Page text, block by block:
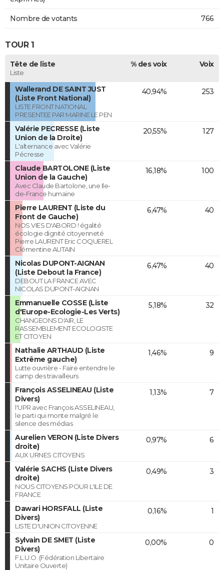
Nombre de votants 766
TOUR 1
Tête de liste
Liste
% des voix Voix
Wallerand DE SAINT JUST
(Liste Front National)
LISTE FRONT NATIONAL
PRESENTEE PAR MARINE LE PEN
40,94% 253
Valérie PECRESSE (Liste
Union de la Droite)
L'alternance avec Valérie
Pécresse
20,55% 127
Claude BARTOLONE (Liste
Union de la Gauche)
Avec Claude Bartolone, une Ile-
de-France humaine
16,18% 100
Pierre LAURENT (Liste du
Front de Gauche)
NOS VIES D'ABORD ! égalité
écologie dignité citoyenneté
Pierre LAURENT Eric COQUEREL
Clémentine AUTAIN
6,47% 40
Nicolas DUPONT-AIGNAN
(Liste Debout la France)
DEBOUT LA FRANCE AVEC
NICOLAS DUPONT-AIGNAN
6,47% 40
Emmanuelle COSSE (Liste
d'Europe-Ecologie-Les Verts)
CHANGEONS D'AIR, LE
RASSEMBLEMENT ECOLOGISTE
ET CITOYEN
5,18% 32
Nathalie ARTHAUD (Liste
Extrême gauche)
Lutte ouvrière - Faire entendre le
camp des travailleurs
1,46% 9
François ASSELINEAU (Liste
Divers)
l'UPR avec François ASSELINEAU,
le parti qui monte malgré le
silence des médias
1,13% 7
Aurelien VERON (Liste Divers
droite)
AUX URNES CITOYENS
0,97% 6
Valérie SACHS (Liste Divers
droite)
NOUS CITOYENS POUR L'ILE DE
FRANCE
0,49% 3
Dawari HORSFALL (Liste
Divers)
LISTE D'UNION CITOYENNE
0,16% 1
Sylvain DE SMET (Liste
Divers)
F.L.U.O. (Fédération Libertaire
Unitaire Ouverte)
0,00% 0